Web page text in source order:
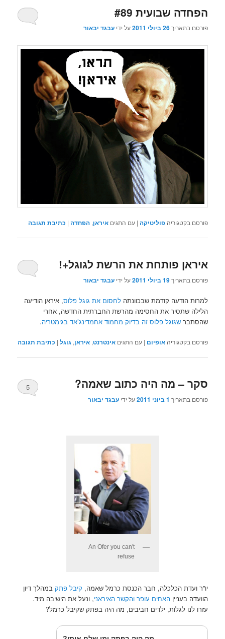
הפחדה שבועית #89
פורסם בתאריך26 ביולי 2011 על ידיעבגד יבאור
פורסם בקטגוריה פוליטיקה |עם התגים איראן,הפחדה | כתיבת תגובה
איראן פותחת את הרשת לגוגל+!
פורסם בתאריך19 ביולי 2011 על ידיעבגד יבאור
למרות הודעה קודמת שבכוונתהלחסום את גוגל פלוס, איראן הודיעה
הלילה שתסיר את החסימה מהרשת החברתית החדשה, אחרי
שהסתברשגוגל פלוס זה בדיוק מחמוד אחמדינג’אד בגימטריה.
פורסם בקטגוריה אופיום |עם התגים אינטרנט,איראן, גוגל | כתיבת תגובה
סקר – מה היה כתוב שאמה?
פורסם בתאריך 1 ביוני 2011 על ידיעבגד יבאור
5
An Ofer you can't
refuse
יו”ר ועדת הכלכלה, חבר הכנסת כרמל שאמה, קיבל פתק במהלך דיון
הוועדה בענייןהאחים עופר והקשר האיראני, ונעל את הישיבה מיד.
עזרו לנו לגלות, ילדים חביבים, מה היה בפתק שקיבל כרמל?